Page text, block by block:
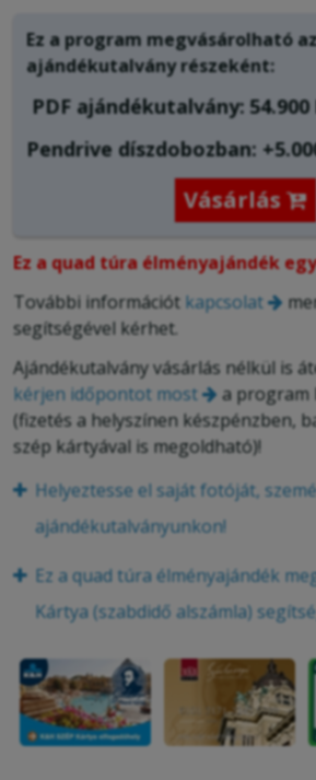
Ez a program megvásárolható
ajándékutalvány részeként:
PDF ajándékutalvány: 54.900
Pendrive díszdobozban:
Vásárlás 
Ez a quad túra élményajándék
További információt kapcsolat
segítségével kérhet.
Ajándékutalvány vásárlás nélkül is
kérjen időpontot most
a program
(fizetés a helyszínen készpénzben,
szép kártyával is megoldható)!
Helyeztesse el saját fotóját,
ajándékutalványunkon!
Ez a quad túra élményajándék
Kártya (szabdidő alszámla)